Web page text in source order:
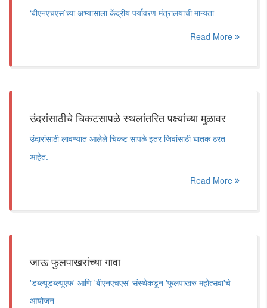
‘बीएनएचएस’च्या अभ्यासाला केंद्रीय पर्यावरण मंत्रालयाची मान्यता
Read More
उंदरांसाठीचे चिकटसापळे स्थलांतरित पक्ष्यांच्या मुळावर
उंदारांसाठी लावण्यात आलेले चिकट सापळे इतर जिवांसाठी घातक ठरत
आहेत.
Read More
जाऊ फुलपाखरांच्या गावा
'डब्ल्यूडब्ल्यूएफ' आणि 'बीएनएचएस' संस्थेकडून 'फुलपाखरु महोत्सवा'चे
आयोजन